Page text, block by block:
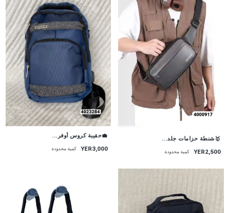
🥇شنطة حزامات جلد...
YER2,500 كمية محدودة
💼حقيبة كروس أوفر...
YER3,000 كمية محدودة